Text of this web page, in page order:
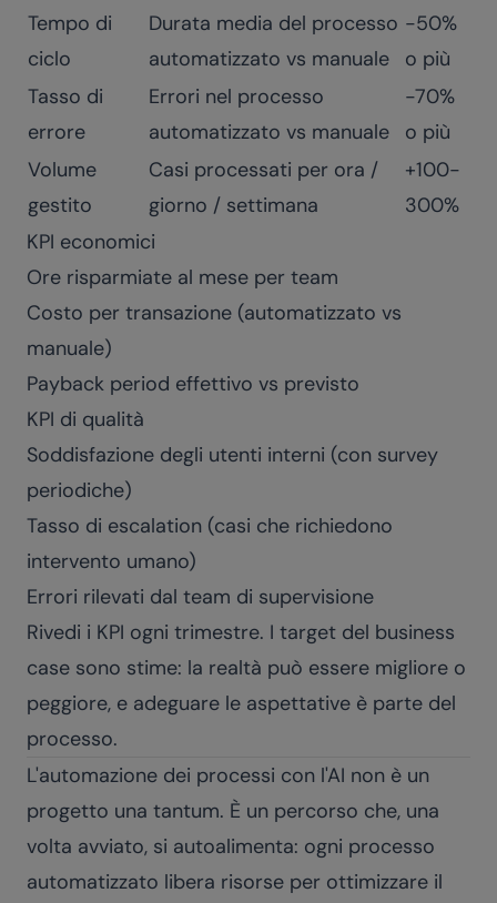
Tempo di
ciclo
Durata media del processo
automatizzato vs manuale
-50%
o più
Tasso di
errore
Errori nel processo
automatizzato vs manuale
-70%
o più
Volume
gestito
Casi processati per ora /
giorno / settimana
+100-
300%
KPI economici
Ore risparmiate al mese per team
Costo per transazione (automatizzato vs
manuale)
Payback period effettivo vs previsto
KPI di qualità
Soddisfazione degli utenti interni (con survey
periodiche)
Tasso di escalation (casi che richiedono
intervento umano)
Errori rilevati dal team di supervisione
Rivedi i KPI ogni trimestre. I target del business
case sono stime: la realtà può essere migliore o
peggiore, e adeguare le aspettative è parte del
processo.
L'automazione dei processi con l'AI non è un
progetto una tantum. È un percorso che, una
volta avviato, si autoalimenta: ogni processo
automatizzato libera risorse per ottimizzare il